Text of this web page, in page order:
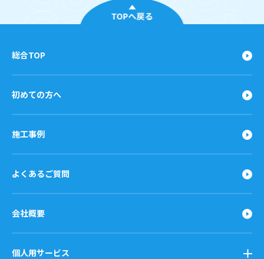
TOPへ戻る
総合TOP
初めての方へ
施工事例
よくあるご質問
会社概要
個人用サービス